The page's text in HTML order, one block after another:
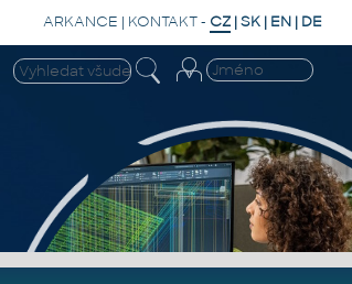
ARKANCE | KONTAKT- CZ |SK | EN | DE